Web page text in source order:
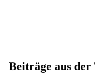
Beiträge aus